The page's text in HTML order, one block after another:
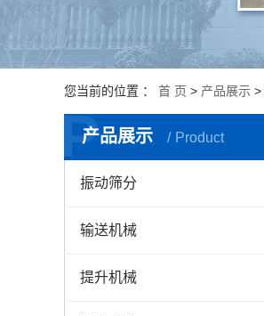
您当前的位置 ： 首 页 > 产品展示 >
产品展示 Product
P
振动筛分
输送机械
提升机械